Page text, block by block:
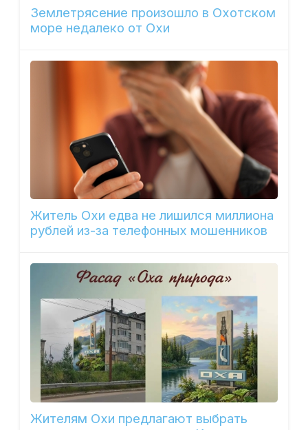
Землетрясение произошло в Охотском
море недалеко от Охи
Житель Охи едва не лишился миллиона
рублей из-за телефонных мошенников
Жителям Охи предлагают выбрать